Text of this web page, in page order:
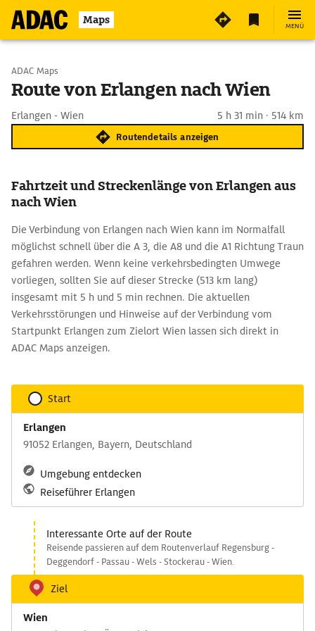
Maps MENÜ
Start wählen
ADAC Maps
Route von Erlangen nach Wien
Erlangen - Wien 5 h 31 min · 514 km
Routendetails anzeigen
Fahrtzeit und Streckenlänge von Erlangen aus
nach Wien
Die Verbindung von Erlangen nach Wien kann im Normalfall
möglichst schnell über die A 3, die A8 und die A1 Richtung Traun
gefahren werden. Wenn keine verkehrsbedingten Umwege
vorliegen, sollten Sie auf dieser Strecke (513 km lang)
insgesamt mit 5 h und 5 min rechnen. Die aktuellen
Verkehrsstörungen und Hinweise auf der Verbindung vom
Startpunkt Erlangen zum Zielort Wien lassen sich direkt in
ADAC Maps anzeigen.
Start
Erlangen
91052 Erlangen, Bayern, Deutschland
Umgebung entdecken
Reiseführer Erlangen
Interessante Orte auf der Route
Reisende passieren auf dem Routenverlauf Regensburg -
Deggendorf - Passau - Wels - Stockerau - Wien.
Ziel
Wien